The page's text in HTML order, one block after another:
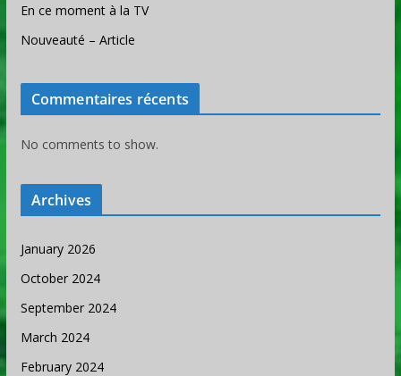
En ce moment à la TV
Nouveauté – Article
Commentaires récents
No comments to show.
Archives
January 2026
October 2024
September 2024
March 2024
February 2024